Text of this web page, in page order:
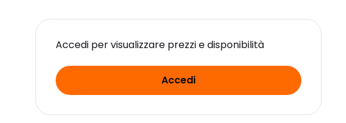
Accedi per visualizzare prezzi e disponibilità
Accedi